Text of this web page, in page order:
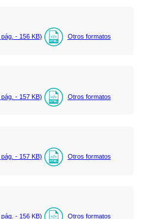
pág. - 156 KB) Otros formatos
pág. - 157 KB) Otros formatos
pág. - 157 KB) Otros formatos
pág. - 156 KB) Otros formatos